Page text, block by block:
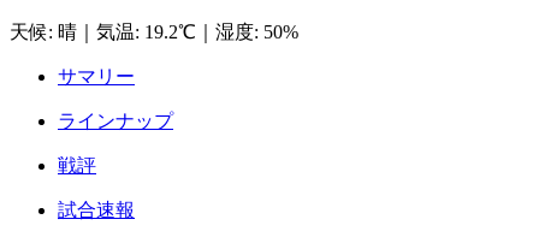
天候: 晴 気温: 19.2℃ 湿度: 50%
サマリー
ラインナップ
戦評
試合速報